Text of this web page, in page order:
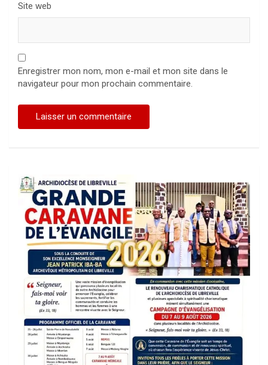
Site web
Enregistrer mon nom, mon e-mail et mon site dans le
navigateur pour mon prochain commentaire.